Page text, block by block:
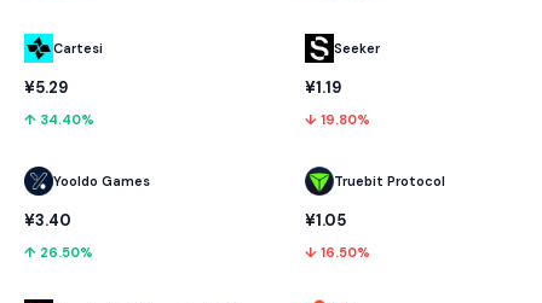
Cartesi
¥5.29
↑ 34.40%
Yooldo Games
¥3.40
↑ 26.50%
Seeker
¥1.19
↓ 19.80%
Truebit Protocol
¥1.05
↓ 16.50%